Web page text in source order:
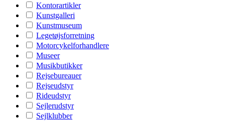
Kontorartikler
Kunstgalleri
Kunstmuseum
Legetøjsforretning
Motorcykelforhandlere
Museer
Musikbutikker
Rejsebureauer
Rejseudstyr
Rideudstyr
Sejlerudstyr
Sejlklubber